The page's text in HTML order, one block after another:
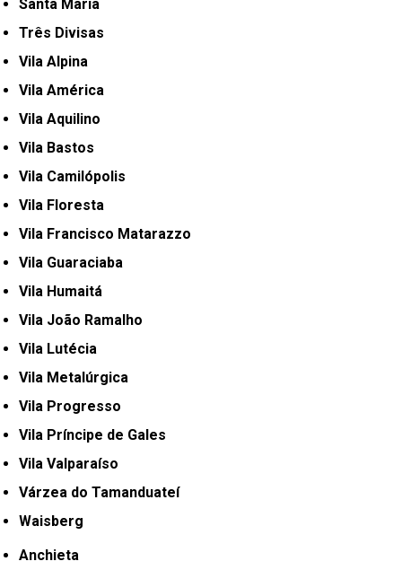
Santa Maria
Três Divisas
Vila Alpina
Vila América
Vila Aquilino
Vila Bastos
Vila Camilópolis
Vila Floresta
Vila Francisco Matarazzo
Vila Guaraciaba
Vila Humaitá
Vila João Ramalho
Vila Lutécia
Vila Metalúrgica
Vila Progresso
Vila Príncipe de Gales
Vila Valparaíso
Várzea do Tamanduateí
Waisberg
Anchieta